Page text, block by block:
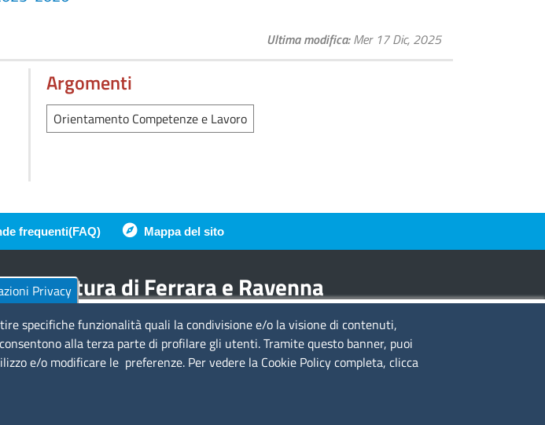
Ultima modifica Mer 17 Dic, 2025
Argomenti
Orientamento Competenze e Lavoro
frequenti(FAQ) Mappa del sito
di Ferrara e Ravenna
Seguici su
Privacy
specifiche funzionalità quali la condivisione e/o la visione di contenuti,
alla terza parte di profilare gli utenti. Tramite questo banner, puoi
e/o modificare le preferenze. Per vedere la Cookie Policy completa, clicca